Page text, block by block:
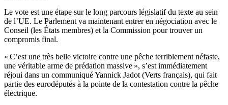
Le vote est une étape sur le long parcours législatif du texte au sein
de l’UE. Le Parlement va maintenant entrer en négociation avec le
Conseil (les États membres) et la Commission pour trouver un
compromis final.
« C’est une très belle victoire contre une pêche terriblement néfaste,
une véritable arme de prédation massive », s’est immédiatement
réjoui dans un communiqué Yannick Jadot (Verts français), qui fait
partie des eurodéputés à la pointe de la contestation contre la pêche
électrique.